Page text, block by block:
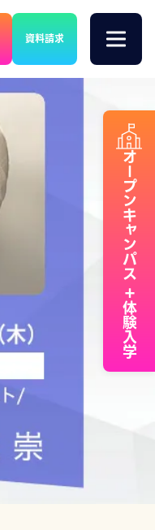
資料請求
オープンキャンパス
＋体験入学